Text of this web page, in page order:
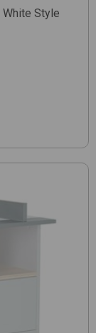
White Style